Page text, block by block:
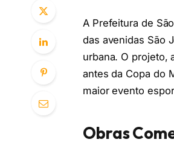
A Prefeitura de
das avenidas São
urbana. O projeto,
antes da Copa do
maior evento
Obras